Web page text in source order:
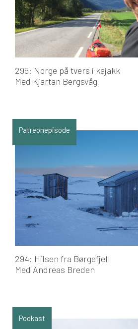
295: Norge på tvers i kajakk
Med Kjartan Bergsvåg
Patreonepisode
294: Hilsen fra Børgefjell
Med Andreas Breden
Podkast